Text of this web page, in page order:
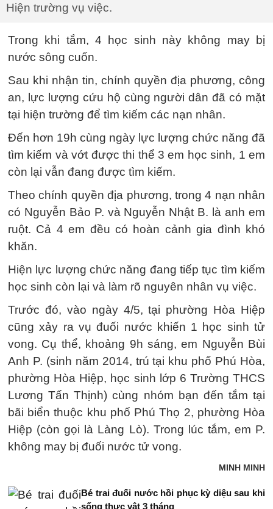
Hiện trường vụ việc.
Trong khi tắm, 4 học sinh này không may bị
nước sông cuốn.
Sau khi nhận tin, chính quyền địa phương, công
an, lực lượng cứu hộ cùng người dân đã có mặt
tại hiện trường để tìm kiếm các nạn nhân.
Đến hơn 19h cùng ngày lực lượng chức năng đã
tìm kiếm và vớt được thi thể 3 em học sinh, 1 em
còn lại vẫn đang được tìm kiếm.
Theo chính quyền địa phương, trong 4 nạn nhân
có Nguyễn Bảo P. và Nguyễn Nhật B. là anh em
ruột. Cả 4 em đều có hoàn cảnh gia đình khó
khăn.
Hiện lực lượng chức năng đang tiếp tục tìm kiếm
học sinh còn lại và làm rõ nguyên nhân vụ việc.
Trước đó, vào ngày 4/5, tại phường Hòa Hiệp
cũng xảy ra vụ đuối nước khiến 1 học sinh tử
vong. Cụ thể, khoảng 9h sáng, em Nguyễn Bùi
Anh P. (sinh năm 2014, trú tại khu phố Phú Hòa,
phường Hòa Hiệp, học sinh lớp 6 Trường THCS
Lương Tấn Thịnh) cùng nhóm bạn đến tắm tại
bãi biển thuộc khu phố Phú Thọ 2, phường Hòa
Hiệp (còn gọi là Làng Lò). Trong lúc tắm, em P.
không may bị đuối nước tử vong.
MINH MINH
Bé trai đuối nước hồi phục kỳ diệu sau khi
sống thực vật 3 tháng